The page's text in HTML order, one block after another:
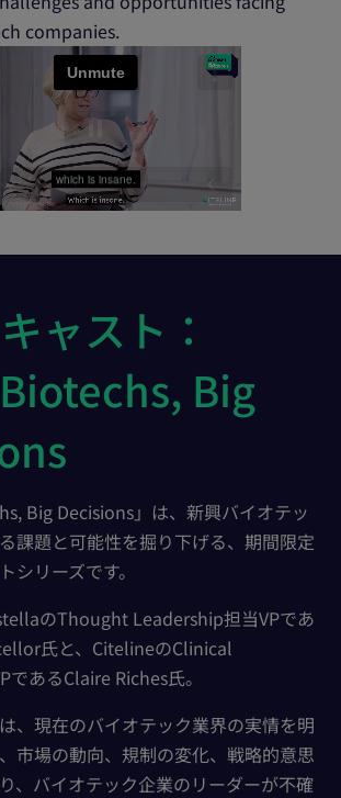
companies.
ャスト：
Big
Big Decisions」は、新興バイオテッ
課題と可能性を掘り下げる、期間限定
シリーズです。
のThought Leadership担当VPであ
氏と、CitelineのClinical
あるClaire Riches氏。
、現在のバイオテック業界の実情を明
市場の動向、規制の変化、戦略的意思
、バイオテック企業のリーダーが不確